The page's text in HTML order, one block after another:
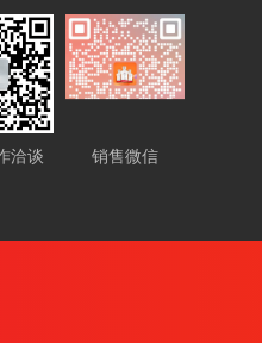
洽谈 销售微信